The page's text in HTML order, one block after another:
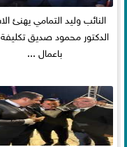
النائب وليد التمامي يهنئ
الدكتور محمود صديق
باعمال ...